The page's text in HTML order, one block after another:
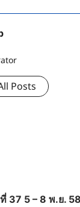
Posts
ที่ 37 5 – 8 พ.ย.